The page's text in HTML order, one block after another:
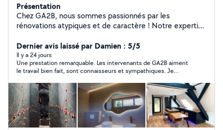
Présentation
Chez GA2B, nous sommes passionnés par les
rénovations atypiques et de caractère ! Notre expertise
nous permet de livrer des projets clés en main, tous
corps d'état. À la fois marchands de biens et société de
rénovation, nous disposons en interne d'une équipe de
spécialistes: Architecte, décorateur, plaquiste,
carreleur, peintre, poseur de sol, menuisier, cuisiniste,
sanitaire. Que ce soit pour une rénovation complète, un
réagencement ou simplement pour moderniser votre
intérieur, nous vous accompagnons à chaque étape du
chantier, toujours avec le confort d'avoir un interlocuteur
Dernier avis laissé par Damien : 5/5
Il y a 24 jours
Une prestation remarquable. Les intervenants de GA2B aiment
le travail bien fait, sont connaisseurs et sympathiques. Je